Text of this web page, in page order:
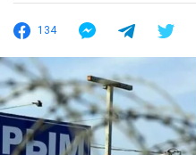
134